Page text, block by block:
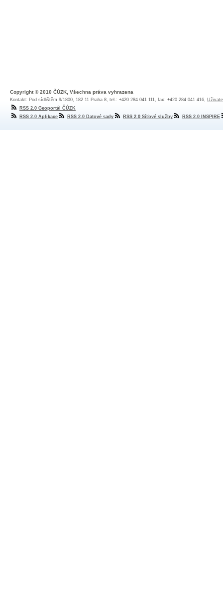
Copyright © 2010 ČÚZK, Všechna práva vyhrazena
Kontakt: Pod sídlištěm 9/1800, 182 11 Praha 8, tel.: +420 284 041 111, fax: +420 284 041 416,
RSS 2.0 Geoportál ČÚZK
RSS 2.0 Aplikace
RSS 2.0 Datové sady RSS 2.0 Síťové služby RSS 2.0 INSPIRE